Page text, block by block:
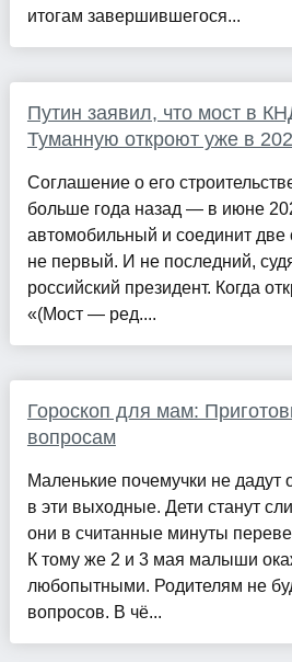
итогам завершившегося...
Путин заявил, что мост в
Туманную откроют уже в
Соглашение о его
больше года назад — в июне
автомобильный и соединит
не первый. И не последний,
российский президент. Когда
«(Мост — ред....
Гороскоп для мам:
вопросам
Маленькие почемучки не дадут
в эти выходные. Дети станут
они в считанные минуты
К тому же 2 и 3 мая малыши
любопытными. Родителям не
вопросов. В чё...